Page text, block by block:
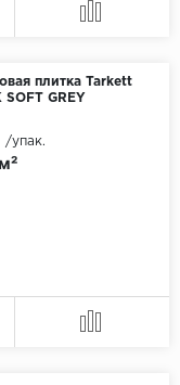
плитка Tarkett
SOFT GREY
/упак.